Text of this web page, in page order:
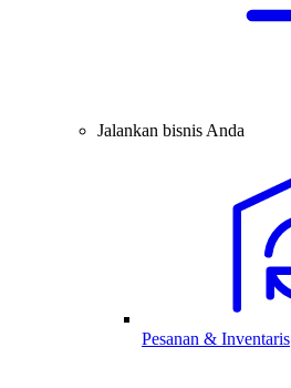
Jalankan bisnis Anda
Pesanan & Inventaris